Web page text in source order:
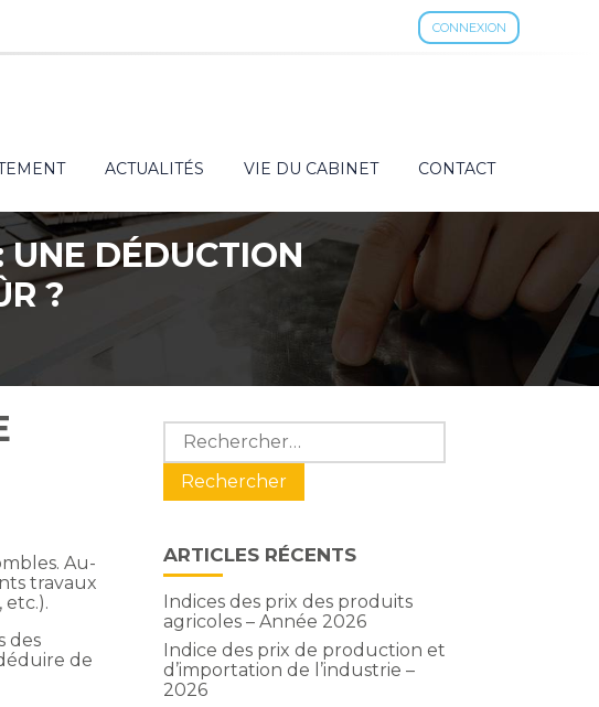
CONNEXION
ACTUALITÉS VIE DU CABINET CONTACT
UNE DÉDUCTION
?
Au-
travaux
des
de
Blog
sidebar
Rechercher :
ARTICLES RÉCENTS
Indices des prix des produits
agricoles – Année 2026
Indice des prix de production et
d’importation de l’industrie –
2026